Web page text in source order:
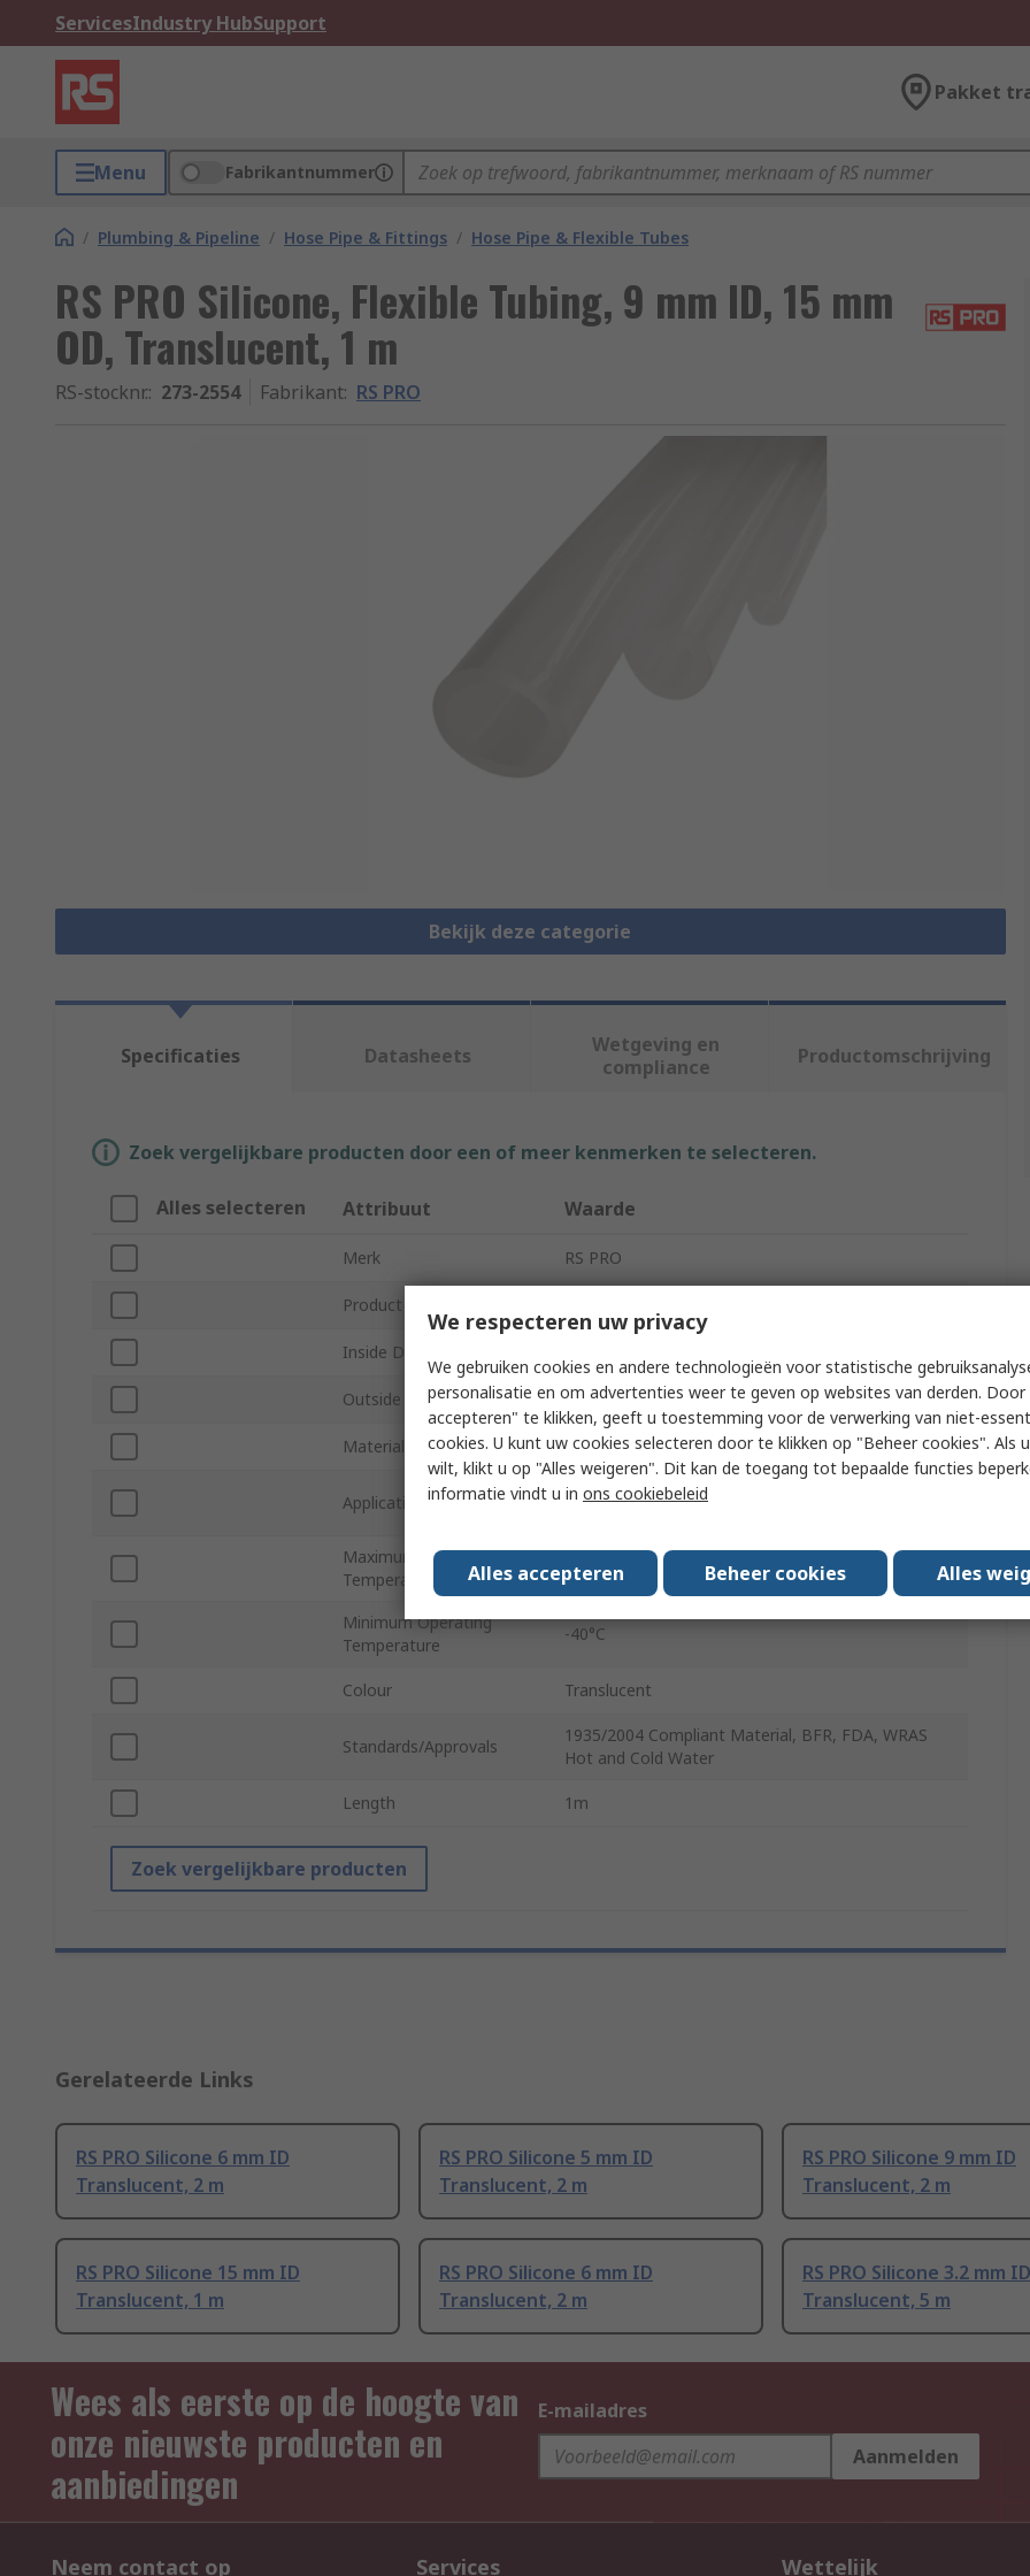
ServicesIndustry HubSupport
Pakket
Menu Fabrikantnummer
/ Plumbing & Pipeline / Hose Pipe & Fittings / Hose Pipe & Flexible Tubes
RS PRO Silicone, Flexible Tubing, 9 mm ID, 15 mm
OD, Translucent, 1 m
RS-stocknr.: 273-2554 Fabrikant: RS PRO
Bekijk deze categorie
Specificaties Datasheets
Wetgeving en
compliance
Productomschrijving
Zoek vergelijkbare producten door een of meer kenmerken te selecteren.
Alles selecteren Attribuut Waarde
Merk RS PRO
Product Type
Inside Diameter
Outside Diameter 15mm
Material Silicone
Application
Biopharmaceutical, Chemical, Food & Beverage,
Maximum Operating
Temperature
200°C
Minimum Operating
Temperature
-40°C
Colour Translucent
Standards/Approvals
1935/2004 Compliant Material, BFR, FDA, WRAS
Hot and Cold Water
Length 1m
Zoek vergelijkbare producten
Gerelateerde Links
RS PRO Silicone 6 mm ID
Translucent, 2 m
RS PRO Silicone 5 mm ID
Translucent, 2 m
RS PRO Silicone 9 mm ID
Translucent, 2 m
RS PRO Silicone 15 mm ID
Translucent, 1 m
RS PRO Silicone 6 mm ID
Translucent, 2 m
RS PRO Silicone 3.2 mm ID
Translucent, 5 m
Wees als eerste op de hoogte van
onze nieuwste producten en
aanbiedingen
E-mailadres
Aanmelden
Neem contact op Services Wettelijk
We respecteren uw privacy
We gebruiken cookies en andere technologieën voor statistische
personalisatie en om advertenties weer te geven op websites van derden. Door
accepteren" te klikken, geeft u toestemming voor de verwerking van niet-
cookies. U kunt uw cookies selecteren door te klikken op "Beheer cookies". Als
wilt, klikt u op "Alles weigeren". Dit kan de toegang tot bepaalde functies
informatie vindt u in ons cookiebeleid
Alles accepteren Beheer cookies Alles